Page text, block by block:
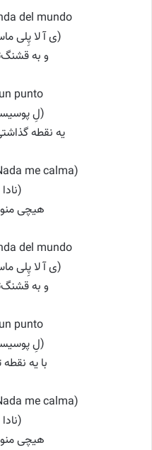
del mundo
(ی آ لا پِلی
و به
punto
(لِ
یه نقطه
me calma)
هیچی
del mundo
(ی آ لا پِلی
و به
punto
(لِ
با یه
me calma)
هیچی